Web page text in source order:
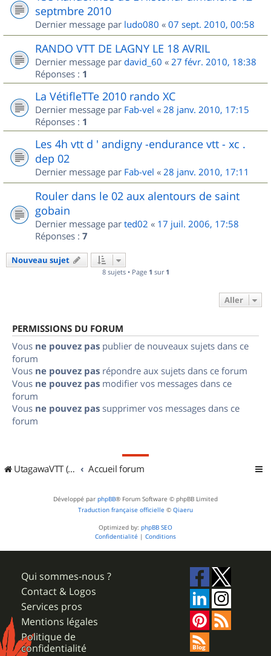
septmbre 2010
Dernier message par ludo080 « 07 sept. 2010, 00:58
RANDO VTT DE LAGNY LE 18 AVRIL
Dernier message par david_60 « 27 févr. 2010, 18:38
Réponses : 1
La VétifleTTe 2010 rando XC
Dernier message par Fab-vel « 28 janv. 2010, 17:15
Réponses : 1
Les 4h vtt d ' andigny -endurance vtt - xc .
dep 02
Dernier message par Fab-vel « 28 janv. 2010, 17:11
Rouler dans le 02 aux alentours de saint
gobain
Dernier message par ted02 « 17 juil. 2006, 17:58
Réponses : 7
Nouveau sujet
8 sujets • Page 1 sur 1
Aller
PERMISSIONS DU FORUM
Vous ne pouvez pas publier de nouveaux sujets dans ce
forum
Vous ne pouvez pas répondre aux sujets dans ce forum
Vous ne pouvez pas modifier vos messages dans ce
forum
Vous ne pouvez pas supprimer vos messages dans ce
forum
UtagawaVTT (Randos VTT et VTTAE avec traces GPS) Accueil forum
Développé par phpBB® Forum Software © phpBB Limited
Traduction française officielle © Qiaeru
Optimized by: phpBB SEO
Confidentialité | Conditions
Qui sommes-nous ?
Contact & Logos
Services pros
Mentions légales
Politique de
confidentialité